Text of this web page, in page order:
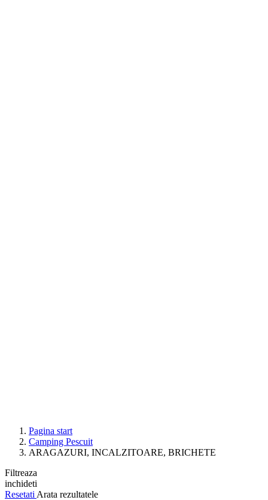
Pagina start
Camping Pescuit
ARAGAZURI, INCALZITOARE, BRICHETE
Filtreaza
inchideti
Resetati Arata rezultatele